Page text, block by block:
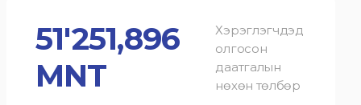
51'251,896
MNT
Хэрэглэгчдэд
олгосон
даатгалын
нөхөн төлбөр